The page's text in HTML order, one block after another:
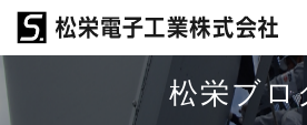
松栄ブロ